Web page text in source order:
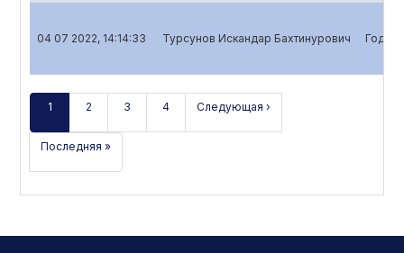
04 07 2022, 14:14:33 Турсунов Искандар Бахтинурович
1 2 3 4 Следующая ›
Последняя »